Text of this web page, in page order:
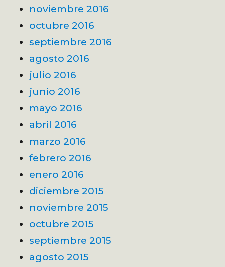
noviembre 2016
octubre 2016
septiembre 2016
agosto 2016
julio 2016
junio 2016
mayo 2016
abril 2016
marzo 2016
febrero 2016
enero 2016
diciembre 2015
noviembre 2015
octubre 2015
septiembre 2015
agosto 2015